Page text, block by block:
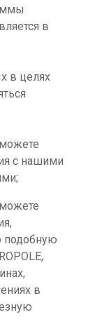
в
в целях
с нашими
подобную
в